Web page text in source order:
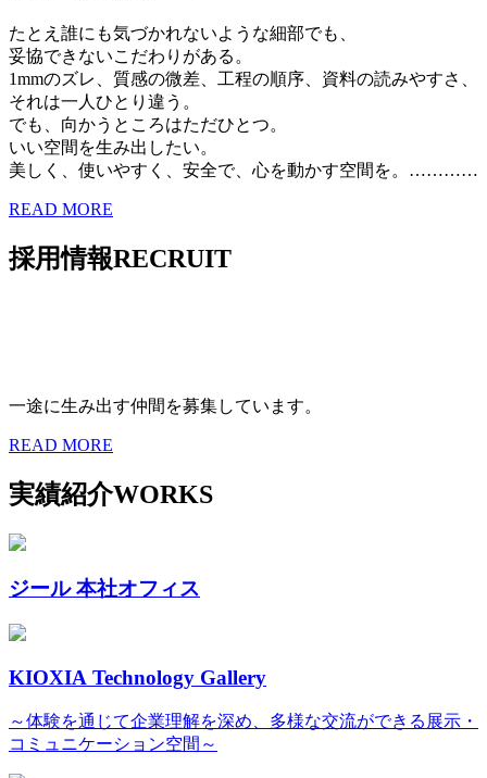
たとえ誰にも気づかれないような細部でも、
妥協できないこだわりがある。
1mmのズレ、質感の微差、工程の順序、資料の読みやすさ、
それは一人ひとり違う。
でも、向かうところはただひとつ。
いい空間を生み出したい。
美しく、使いやすく、安全で、心を動かす空間を。…………
READ MORE
採用情報RECRUIT
一途に生み出す仲間を募集しています。
READ MORE
実績紹介WORKS
ジール 本社オフィス
KIOXIA Technology Gallery
～体験を通じて企業理解を深め、多様な交流ができる展示・
コミュニケーション空間～